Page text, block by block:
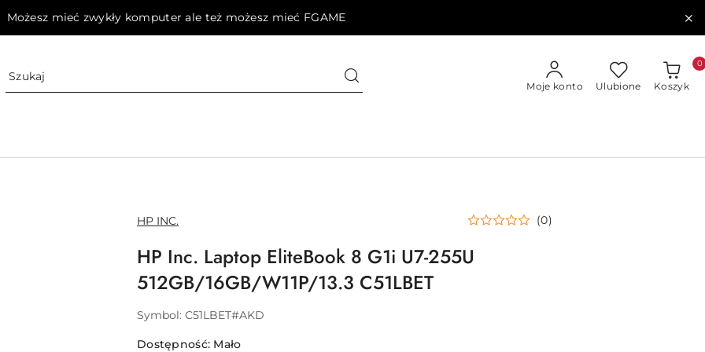
Możesz mieć zwykły komputer ale też możesz mieć FGAME
Moje konto Ulubione Koszyk
0
NAZWA
PRODUCENTA:
HP INC. (0)
HP Inc. Laptop EliteBook 8 G1i U7-255U
512GB/16GB/W11P/13.3 C51LBET
Symbol: C51LBET#AKD
Dostępność: Mało